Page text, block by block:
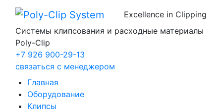
Excellence in Clipping
Системы клипсования и расходные материалы
Poly-Clip
+7 926 900-29-13
связаться с менеджером
Главная
Оборудование
Клипсы